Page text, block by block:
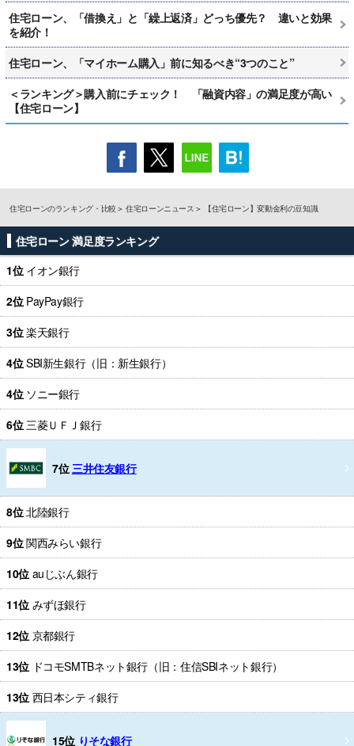
住宅ローン、「借換え」と「繰上返済」どっち優先？ 違いと効果
を紹介！
住宅ローン、「マイホーム購入」前に知るべき“3つのこと”
＜ランキング＞購入前にチェック！ 「融資内容」の満足度が高い
【住宅ローン】
住宅ローンのランキング・比較 住宅ローンニュース 【住宅ローン】変動金利の豆知識
住宅ローン 満足度ランキング
1位 イオン銀行
2位 PayPay銀行
3位楽天銀行
4位SBI新生銀行（旧：新生銀行）
4位 ソニー銀行
6位 三菱ＵＦＪ銀行
7位 三井住友銀行
8位北陸銀行
9位関西みらい銀行
10位 auじぶん銀行
11位 みずほ銀行
12位 京都銀行
13位 ドコモSMTBネット銀行（旧：住信SBIネット銀行）
13位 西日本シティ銀行
15位 りそな銀行